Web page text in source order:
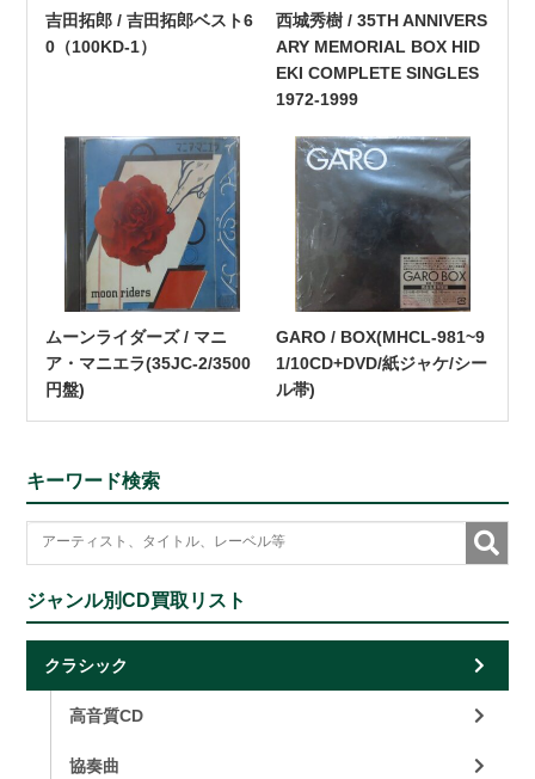
吉田拓郎 / 吉田拓郎ベスト6
0（100KD-1）
西城秀樹 / 35TH ANNIVERS
ARY MEMORIAL BOX HID
EKI COMPLETE SINGLES
1972-1999
ムーンライダーズ / マニ
ア・マニエラ(35JC-2/3500
円盤)
GARO / BOX(MHCL-981~9
1/10CD+DVD/紙ジャケ/シー
ル帯)
キーワード検索
ジャンル別CD買取リスト
クラシック
高音質CD
協奏曲